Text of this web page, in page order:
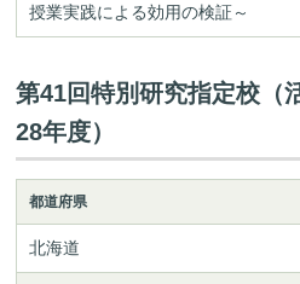
授業実践による効用の検証～
第41回特別研究指定校（
28年度）
都道府県
北海道